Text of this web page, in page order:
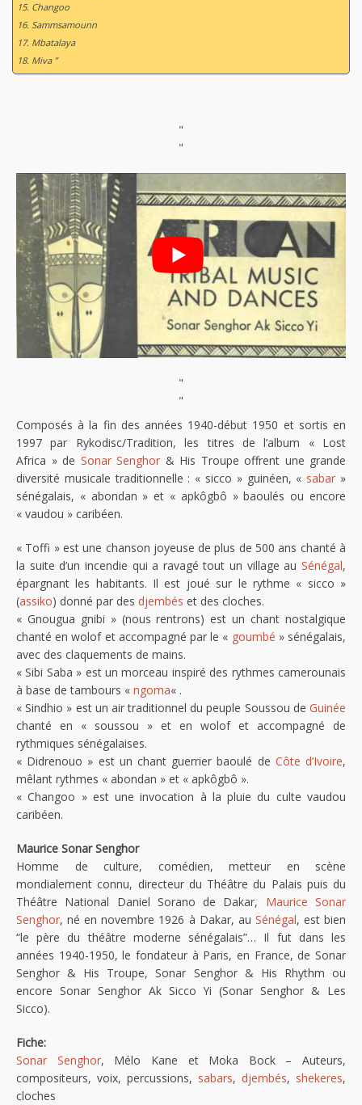
15. Changoo
16. Sammsamounn
17. Mbatalaya
18. Miva ”
"
"
"
"
Composés à la fin des années 1940-début 1950 et sortis en
1997 par Rykodisc/Tradition, les titres de l’album « Lost
Africa » de Sonar Senghor & His Troupe offrent une grande
diversité musicale traditionnelle : « sicco » guinéen, « sabar »
sénégalais, « abondan » et « apkôgbô » baoulés ou encore
« vaudou » caribéen.
« Toffi » est une chanson joyeuse de plus de 500 ans chanté à
la suite d’un incendie qui a ravagé tout un village au Sénégal,
épargnant les habitants. Il est joué sur le rythme « sicco »
(assiko) donné par des djembés et des cloches.
« Gnougua gnibi » (nous rentrons) est un chant nostalgique
chanté en wolof et accompagné par le « goumbé » sénégalais,
avec des claquements de mains.
« Sibi Saba » est un morceau inspiré des rythmes camerounais
à base de tambours « ngoma« .
« Sindhio » est un air traditionnel du peuple Soussou de Guinée
chanté en « soussou » et en wolof et accompagné de
rythmiques sénégalaises.
« Didrenouo » est un chant guerrier baoulé de Côte d’Ivoire,
mêlant rythmes « abondan » et « apkôgbô ».
« Changoo » est une invocation à la pluie du culte vaudou
caribéen.
Maurice Sonar Senghor
Homme de culture, comédien, metteur en scène
mondialement connu, directeur du Théâtre du Palais puis du
Théâtre National Daniel Sorano de Dakar, Maurice Sonar
Senghor, né en novembre 1926 à Dakar, au Sénégal, est bien
“le père du théâtre moderne sénégalais”… Il fut dans les
années 1940-1950, le fondateur à Paris, en France, de Sonar
Senghor & His Troupe, Sonar Senghor & His Rhythm ou
encore Sonar Senghor Ak Sicco Yi (Sonar Senghor & Les
Sicco).
Fiche:
Sonar Senghor, Mélo Kane et Moka Bock – Auteurs,
compositeurs, voix, percussions, sabars, djembés, shekeres,
cloches